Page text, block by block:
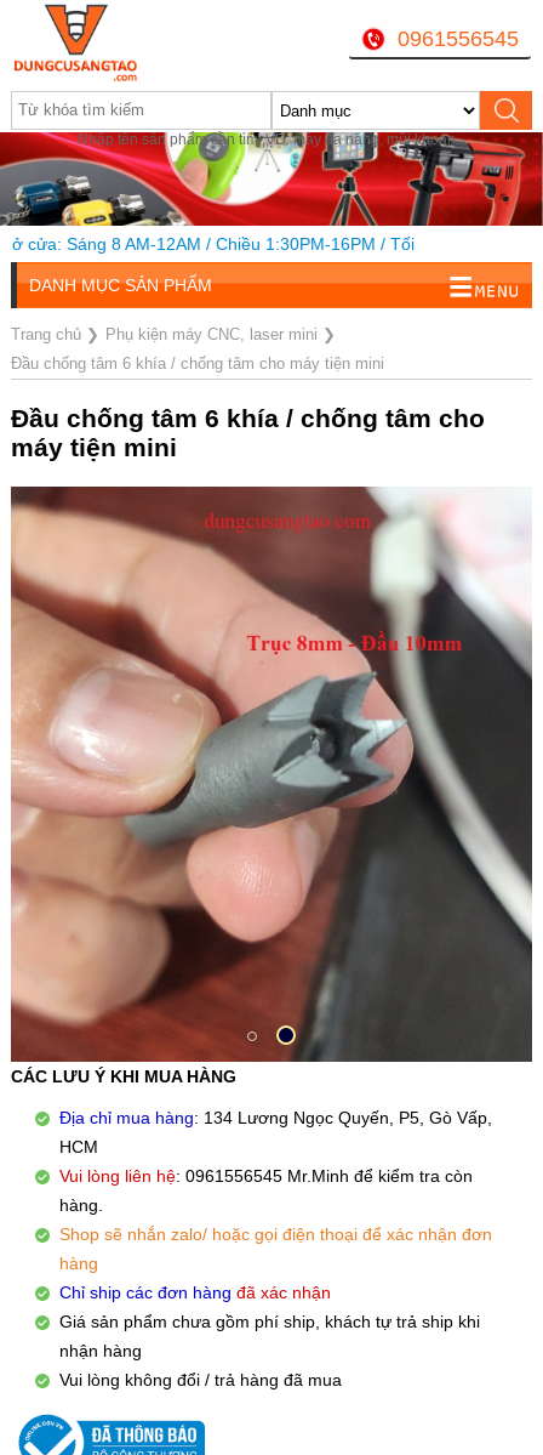
Nhập tên sản phẩm cần tìm, VD: máy đa năng, mũi khoan...
0961556545
Sáng 8 AM-12AM / Chiều 1:30PM-16PM / Tối
DANH MỤC SẢN PHẨM
Trang chủ❯ Phụ kiện máy CNC, laser mini ❯
Đầu chống tâm 6 khía / chống tâm cho máy tiện mini
Đầu chống tâm 6 khía / chống tâm cho
máy tiện mini
CÁC LƯU Ý KHI MUA HÀNG
Địa chỉ mua hàng: 134 Lương Ngọc Quyến, P5, Gò Vấp,
HCM
Vui lòng liên hệ: 0961556545 Mr.Minh để kiểm tra còn
hàng.
Shop sẽ nhắn zalo/ hoặc gọi điện thoại để xác nhận đơn
hàng
Chỉ ship các đơn hàng đã xác nhận
Giá sản phẩm chưa gồm phí ship, khách tự trả ship khi
nhận hàng
Vui lòng không đổi / trả hàng đã mua